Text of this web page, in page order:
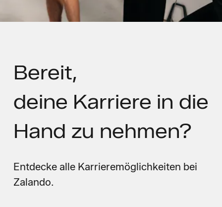
Bereit,
deine Karriere in die
Hand zu nehmen?
Entdecke alle Karrieremöglichkeiten bei
Zalando.